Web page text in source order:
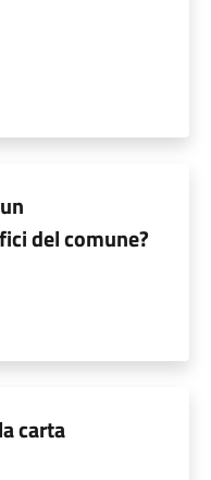
del comune?
carta